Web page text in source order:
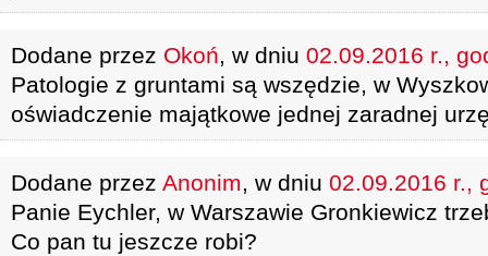
Dodane przez Okoń, w dniu 02.09.2016 r.,
Patologie z gruntami są wszędzie, w
oświadczenie majątkowe jednej zaradnej
Dodane przez Anonim, w dniu 02.09.2016 r.,
Panie Eychler, w Warszawie Gronkiewicz
Co pan tu jeszcze robi?